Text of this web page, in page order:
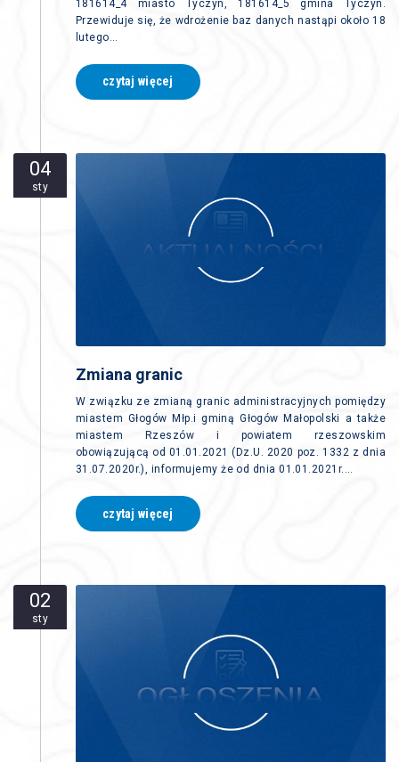
181614_4 miasto Tyczyn, 181614_5 gmina Tyczyn.
Przewiduje się, że wdrożenie baz danych nastąpi około 18
lutego…
czytaj więcej
04
sty
Zmiana granic
W związku ze zmianą granic administracyjnych pomiędzy
miastem Głogów Młp.i gminą Głogów Małopolski a także
miastem Rzeszów i powiatem rzeszowskim
obowiązującą od 01.01.2021 (Dz.U. 2020 poz. 1332 z dnia
31.07.2020r.), informujemy że od dnia 01.01.2021r.…
czytaj więcej
02
sty